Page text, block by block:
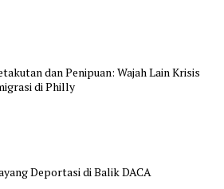
dan Penipuan: Wajah Lain Krisis
di Philly
Deportasi di Balik DACA